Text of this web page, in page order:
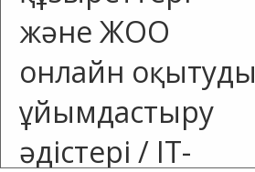
және ЖОО
онлайн оқытуды
ұйымдастыру
әдістері / IT-